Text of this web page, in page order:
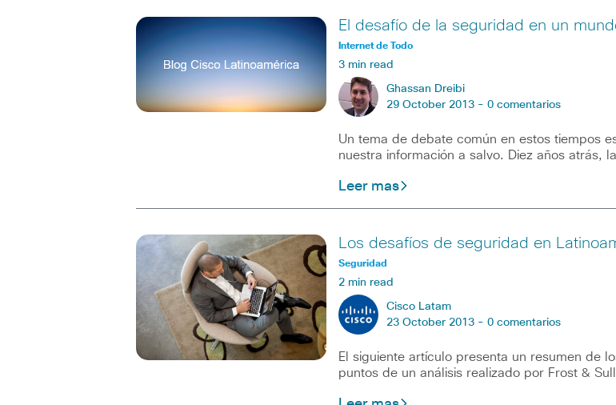
El desafío de la seguridad en un
Internet de Todo
3 min read
Ghassan Dreibi
29 October 2013 - 0 comentarios
Un tema de debate común en estos tiempos
nuestra información a salvo. Diez años atrás,
Leer mas
Los desafíos de seguridad en
Seguridad
2 min read
Cisco Latam
23 October 2013 - 0 comentarios
El siguiente artículo presenta un resumen de
puntos de un análisis realizado por Frost &